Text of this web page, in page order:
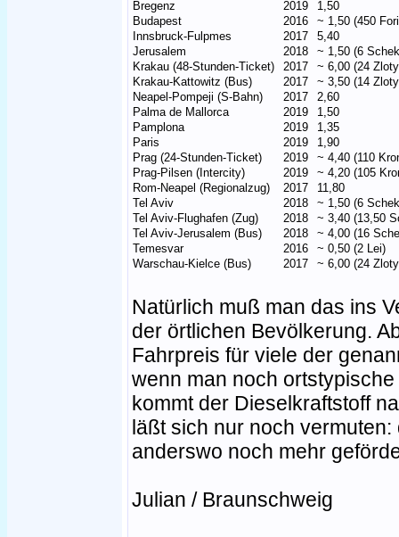
Bregenz 2019
1,50
Budapest
2016
~ 1,50 (450
Innsbruck-Fulpmes
2017
5,40
Jerusalem
2018
~ 1,50 (6
Krakau (48-Stunden-Ticket)
2017
~ 6,00 (24
Krakau-Kattowitz (Bus)
2017
~ 3,50 (14
Neapel-Pompeji (S-Bahn)
2017
2,60
Palma de Mallorca
2019
1,50
Pamplona
2019
1,35
Paris
2019
1,90
Prag (24-Stunden-Ticket)
2019
~ 4,40 (110
Prag-Pilsen (Intercity)
2019
~ 4,20 (105
Rom-Neapel (Regionalzug)
2017
11,80
Tel Aviv
2018
~ 1,50 (6
Tel Aviv-Flughafen (Zug)
2018
~ 3,40 (13,50
Tel Aviv-Jerusalem (Bus)
2018
~ 4,00 (16
Temesvar
2016
~ 0,50 (2 Lei)
Warschau-Kielce (Bus)
2017 ~ 6,00 (24
Natürlich muß man das ins
der örtlichen Bevölkerung.
Fahrpreis für viele der
wenn man noch
kommt der Dieselkraftstoff
läßt sich nur noch
anderswo noch mehr
Julian / Braunschweig